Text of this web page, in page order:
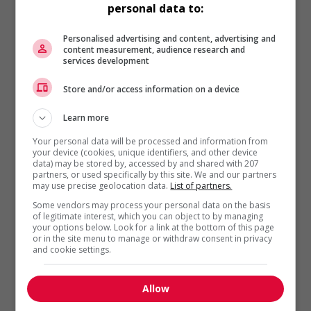
la confusion quand vient le temps de
Or, ce trouble s’estompe rapidement
Par exemple, lorsqu’on intervient
dans un document, il est bon d’en
le téléphone ne sont donc pas
encore tout à fait inutiles. Au besoin,
des avis de modification peuvent
même faire l’objet de courriels
automatisés. Lorsque chacun croit
que le document est terminé, une
dernière lecture par tous permet
d’éviter les mauvaises surprises.
Bref, «une fois que tout le monde
s’est adapté, rares sont ceux qui
personal data to:
Personalised advertising and content, advertising and
content measurement, audience research and
services development
Store and/or access information on a device
Learn more
Your personal data will be processed and information from
your device (cookies, unique identifiers, and other device
data) may be stored by, accessed by and shared with 207
partners, or used specifically by this site. We and our partners
may use precise geolocation data. List of partners.
Some vendors may process your personal data on the basis
of legitimate interest, which you can object to by managing
your options below. Look for a link at the bottom of this page
or in the site menu to manage or withdraw consent in privacy
and cookie settings.
Allow